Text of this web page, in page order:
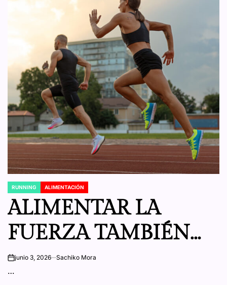
POSTED
IN
RUNNING ALIMENTACIÓN
ALIMENTAR LA
FUERZA TAMBIÉN
FORMA PARTE DE LA
onjunio 3, 2026 Sachiko Mora
…